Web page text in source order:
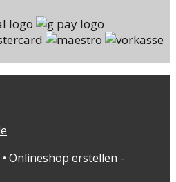
Onlineshop erstellen -